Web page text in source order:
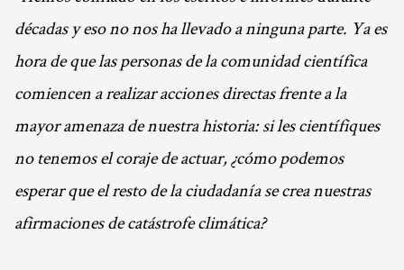
décadas y eso no nos ha llevado a ninguna parte. Ya es
hora de que las personas de la comunidad científica
comiencen a realizar acciones directas frente a la
mayor amenaza de nuestra historia: si les científiques
no tenemos el coraje de actuar, ¿cómo podemos
esperar que el resto de la ciudadanía se crea nuestras
afirmaciones de catástrofe climática?